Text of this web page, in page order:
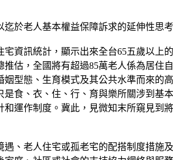
於老人基本權益保障訴求的延伸性思考
資訊統計，顯示出來全台65五歲以
估，全國將有超過85萬老人係為居
型態、生育模式及其公共水準而來
食、衣、住、行、育與樂所關涉到
運作制度。冀此，見微知末所窺見
、老人住宅或孤老宅的配搭制度措